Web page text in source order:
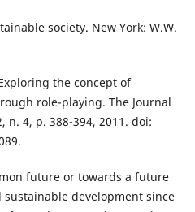
society. New York: W.W.
Exploring the concept of
role-playing. The Journal
n. 4, p. 388-394, 2011. doi:
future or towards a future
development since